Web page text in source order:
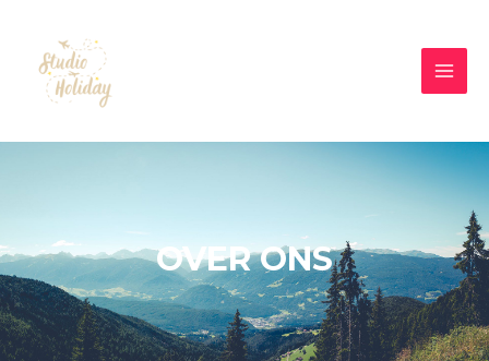
OVER ONS